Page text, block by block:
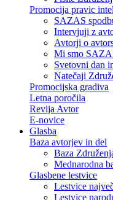
Promocija pravic
SAZAS
Intervjuji z
Avtorji o
Mi smo
Svetovni dan
Natečaji
Promocijska gradiva
Letna poročila
Revija Avtor
E-novice
Glasba
Baza avtorjev in del
Baza
Mednarodna
Glasbene lestvice
Lestvice
Lestvice